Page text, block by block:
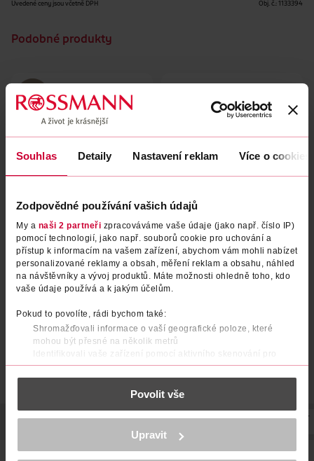
Souhlas Detaily Nastavení reklam Více o cookies
Zodpovědné používání vašich údajů
My a naši 2 partneři zpracováváme vaše údaje (jako např. číslo IP)
pomocí technologií, jako např. souborů cookie pro uchování a
přístup k informacím na vašem zařízení, abychom vám mohli nabízet
personalizované reklamy a obsah, měření reklam a obsahu, náhled
na návštěvníky a vývoj produktů. Máte možnosti ohledně toho, kdo
vaše údaje používá a k jakým účelům.
Pokud to povolíte, rádi bychom také:
Shromažďovali informace o vaší geografické poloze, které
mohou být přesné na několik metrů
Identifikovali vaše zařízení pomocí aktivního skenování pro
konkrétní charakteristiky (otisk prstu)
Zjistěte více o tom, jak zpracováváme vaše osobní údaje, a nastavte
části s podrobnostmi . Svůj souhlas můžete kdykoliv
K provozu stránek, personalizaci obsahu a reklam, funkcí sociálních
médií, analýze návštěvnosti, které mohou nést osobní údaje.
Více najdete vprohlášení o ochraně osobních údajů.
Povolit vše
Upravit
Uvedené ceny jsou včetně DPH
Obj. č.: 1133394
Podobné produkty
Tablety pro ženy od A až po
Železo, doplněk stravy
Centrum
299 Kč
DO KOŠÍKU
Obj. č.: 1080193
Vitamins & Minerals, doplněk
Elasti-Q
Obj. č.: 1230574
POPIS POUŽITÍ SLOŽENÍ SKLADOVÁNÍ UPOZORNĚNÍ